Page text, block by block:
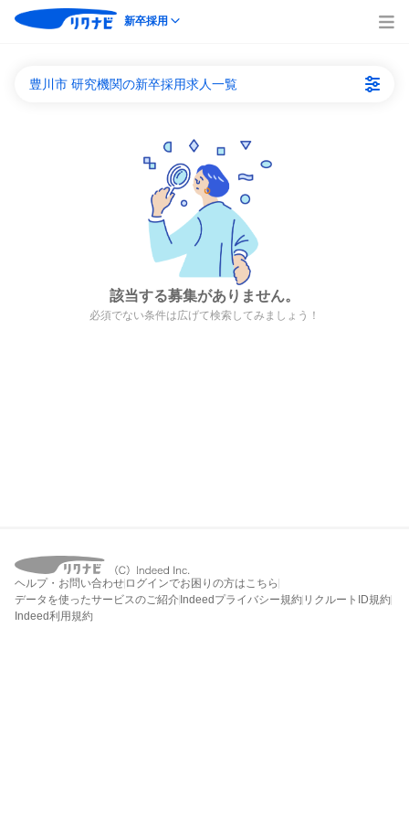
新卒採用
豊川市 研究機関の新卒採用求人一覧
該当する募集がありません。
必須でない条件は広げて検索してみましょう！
ヘルプ・お問い合わせ ログインでお困りの方はこちら
データを使ったサービスのご紹介 Indeedプライバシー規約 リクルートID規約
Indeed利用規約